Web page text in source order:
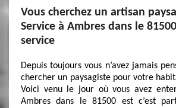
Vous cherchez un artisan
Service à Ambres dans le
service
Depuis toujours vous n’avez jamais
chercher un paysagiste pour votre
Voici venu le jour où vous avez
Ambres dans le 81500 est c’est